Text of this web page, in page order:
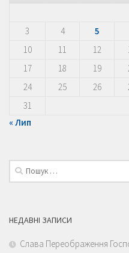
3
4 5
10
11 12
17
18 19
24
25 26
31
« Лип
Пошук:
НЕДАВНІ ЗАПИСИ
Слава Переображення